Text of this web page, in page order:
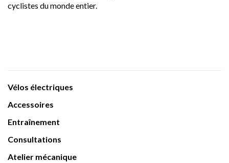
cyclistes du monde entier.
Vélos électriques
Accessoires
Entraînement
Consultations
Atelier mécanique